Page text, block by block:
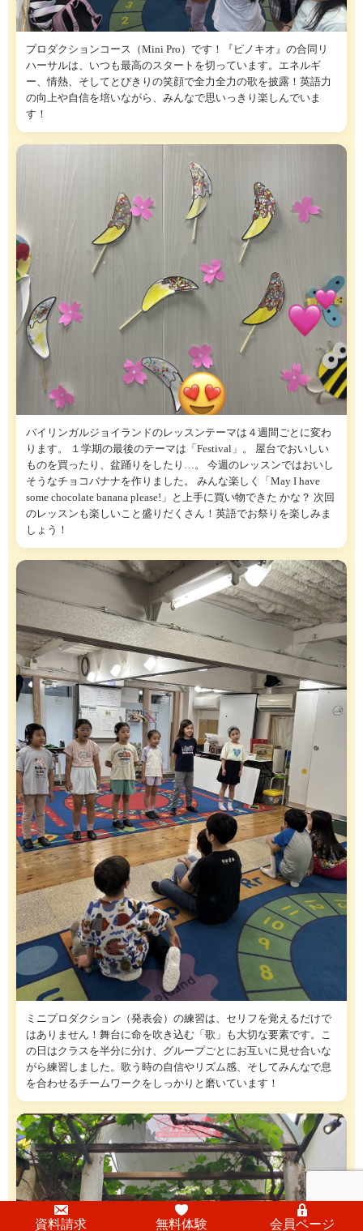
プロダクションコース（Mini Pro）です！『ピノキオ』の合同リ
ハーサルは、いつも最高のスタートを切っています。エネルギ
ー、情熱、そしてとびきりの笑顔で全力全力の歌を披露！英語力
の向上や自信を培いながら、みんなで思いっきり楽しんでいま
す！
バイリンガルジョイランドのレッスンテーマは４週間ごとに変わ
ります。 １学期の最後のテーマは「Festival」。 屋台でおいしい
ものを買ったり、盆踊りをしたり…。 今週のレッスンではおいし
そうなチョコバナナを作りました。 みんな楽しく「May I have
some chocolate banana please!」と上手に買い物できた かな？ 次回
のレッスンも楽しいこと盛りだくさん！英語でお祭りを楽しみま
しょう！
ミニプロダクション（発表会）の練習は、セリフを覚えるだけで
はありません！舞台に命を吹き込む「歌」も大切な要素です。こ
の日はクラスを半分に分け、グループごとにお互いに見せ合いな
がら練習しました。歌う時の自信やリズム感、そしてみんなで息
を合わせるチームワークをしっかりと磨いています！
資料請求 無料体験 会員ページ